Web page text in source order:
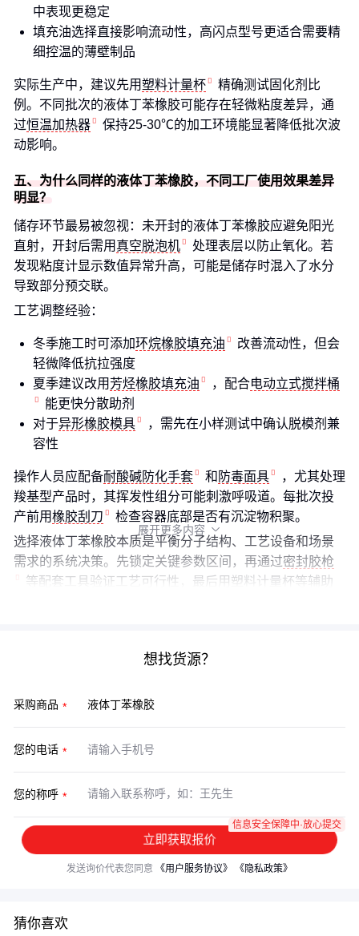
中表现更稳定
填充油选择直接影响流动性，高闪点型号更适合需要精
细控温的薄壁制品
实际生产中，建议先用塑料计量杯
精确测试固化剂比
例。不同批次的液体丁苯橡胶可能存在轻微粘度差异，通
过恒温加热器
保持25-30℃的加工环境能显著降低批次波
动影响。
五、为什么同样的液体丁苯橡胶，不同工厂使用效果差异
明显？
储存环节最易被忽视：未开封的液体丁苯橡胶应避免阳光
直射，开封后需用 真空脱泡机
处理表层以防止氧化。若
发现粘度计显示数值异常升高，可能是储存时混入了水分
导致部分预交联。
工艺调整经验：
冬季施工时可添加环烷橡胶填充油
改善流动性，但会
轻微降低抗拉强度
夏季建议改用 芳烃橡胶填充油 ，配合电动立式搅拌桶
能更快分散助剂
对于异形橡胶模具
，需先在小样测试中确认脱模剂兼
容性
操作人员应配备耐酸碱防化手套 和 防毒面具
，尤其处理
羧基型产品时，其挥发性组分可能刺激呼吸道。每批次投
产前用橡胶刮刀
检查容器底部是否有沉淀物积聚。
选择液体丁苯橡胶本质是平衡分子结构、工艺设备和场景
需求的系统决策。先锁定关键参数区间，再通过密封胶枪
等配套工具验证工艺可行性，最后用塑料计量杯等辅助
展开更多内容 
想找货源？
采购商品
您的电话
您的称呼
立即获取报价
信息安全保障中·放心提交
发送询价代表您同意 《用户服务协议》 《隐私政策》
猜你喜欢